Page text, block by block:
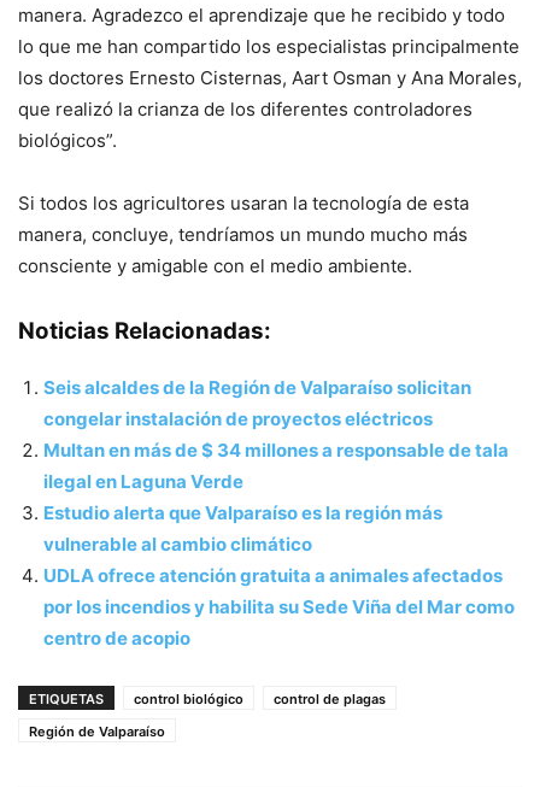
manera. Agradezco el aprendizaje que he recibido y todo
lo que me han compartido los especialistas principalmente
los doctores Ernesto Cisternas, Aart Osman y Ana Morales,
que realizó la crianza de los diferentes controladores
biológicos”.
Si todos los agricultores usaran la tecnología de esta
manera, concluye, tendríamos un mundo mucho más
consciente y amigable con el medio ambiente.
Noticias Relacionadas:
Seis alcaldes de la Región de Valparaíso solicitan
congelar instalación de proyectos eléctricos
Multan en más de $ 34 millones a responsable de tala
ilegal en Laguna Verde
Estudio alerta que Valparaíso es la región más
vulnerable al cambio climático
UDLA ofrece atención gratuita a animales afectados
por los incendios y habilita su Sede Viña del Mar como
centro de acopio
ETIQUETAS control biológico
control de plagas
Región de Valparaíso